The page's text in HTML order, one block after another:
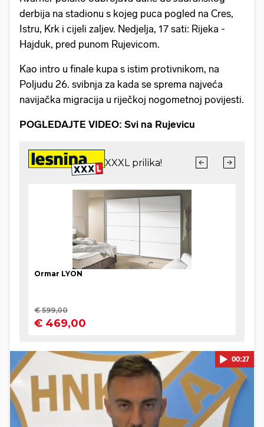
derbija na stadionu s kojeg puca pogled na Cres,
Istru, Krk i cijeli zaljev. Nedjelja, 17 sati: Rijeka -
Hajduk, pred punom Rujevicom.
Kao intro u finale kupa s istim protivnikom, na
Poljudu 26. svibnja za kada se sprema najveća
navijačka migracija u riječkoj nogometnoj povijesti.
POGLEDAJTE VIDEO: Svi na Rujevicu
00:27